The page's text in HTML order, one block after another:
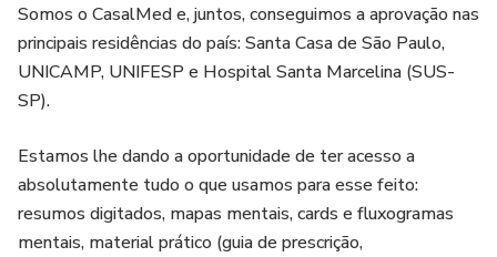
Somos o CasalMed e, juntos, conseguimos a aprovação nas
principais residências do país: Santa Casa de São Paulo,
UNICAMP, UNIFESP e Hospital Santa Marcelina (SUS-
SP).
Estamos lhe dando a oportunidade de ter acesso a
absolutamente tudo o que usamos para esse feito:
resumos digitados, mapas mentais, cards e fluxogramas
mentais, material prático (guia de prescrição,